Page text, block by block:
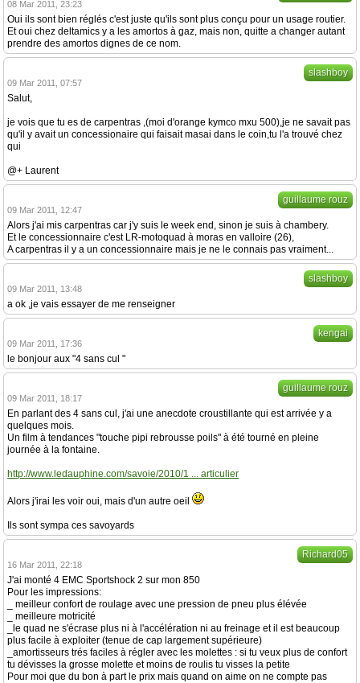
08 Mar 2011, 23:23
Oui ils sont bien réglés c'est juste qu'ils sont plus conçu pour un usage routier.
Et oui chez deltamics y a les amortos à gaz, mais non, quitte a changer autant
prendre des amortos dignes de ce nom.
slashboy
09 Mar 2011, 07:57
Salut,
je vois que tu es de carpentras ,(moi d'orange kymco mxu 500),je ne savait pas
qu'il y avait un concessionaire qui faisait masai dans le coin,tu l'a trouvé chez
qui
@+ Laurent
guillaume rouz
09 Mar 2011, 12:47
Alors j'ai mis carpentras car j'y suis le week end, sinon je suis à chambery.
Et le concessionnaire c'est LR-motoquad à moras en valloire (26),
A carpentras il y a un concessionnaire mais je ne le connais pas vraiment...
slashboy
09 Mar 2011, 13:48
a ok ,je vais essayer de me renseigner
kengai
09 Mar 2011, 17:36
le bonjour aux "4 sans cul "
guillaume rouz
09 Mar 2011, 18:17
En parlant des 4 sans cul, j'ai une anecdote croustillante qui est arrivée y a
quelques mois.
Un film à tendances "touche pipi rebrousse poils" à été tourné en pleine
journée à la fontaine.
http://www.ledauphine.com/savoie/2010/1 ... articulier
Alors j'irai les voir oui, mais d'un autre oeil
Ils sont sympa ces savoyards
Richard05
16 Mar 2011, 22:18
J'ai monté 4 EMC Sportshock 2 sur mon 850
Pour les impressions:
_ meilleur confort de roulage avec une pression de pneu plus élévée
_ meilleure motricité
_le quad ne s'écrase plus ni à l'accélération ni au freinage et il est beaucoup
plus facile à exploiter (tenue de cap largement supérieure)
_amortisseurs trés faciles à régler avec les molettes : si tu veux plus de confort
tu dévisses la grosse molette et moins de roulis tu visses la petite
Pour moi que du bon à part le prix mais quand on aime on ne compte pas